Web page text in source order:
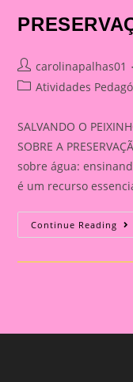
Post
author:
carolinapalhas01
PostAtividades
SALVANDO O
SOBRE A
sobre água:
é um recurso
Continue Reading